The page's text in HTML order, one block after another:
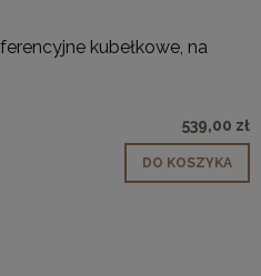
kubełkowe, na
539,00 zł
DO KOSZYKA